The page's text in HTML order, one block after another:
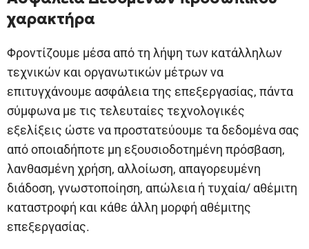
χαρακτήρα
Φροντίζουμε μέσα από τη λήψη των κατάλληλων
τεχνικών και οργανωτικών μέτρων να
επιτυγχάνουμε ασφάλεια της επεξεργασίας, πάντα
σύμφωνα με τις τελευταίες τεχνολογικές
εξελίξεις ώστε να προστατεύουμε τα δεδομένα σας
από οποιαδήποτε μη εξουσιοδοτημένη πρόσβαση,
λανθασμένη χρήση, αλλοίωση, απαγορευμένη
διάδοση, γνωστοποίηση, απώλεια ή τυχαία/ αθέμιτη
καταστροφή και κάθε άλλη μορφή αθέμιτης
επεξεργασίας.